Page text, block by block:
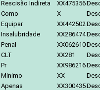
Rescisão Indireta XX475356
Como X
Equipar XX442502
Insalubridade XX286474
Penal XX062610
CLT XX281
Pr XX986216
Mínimo XX
Apenas XX300435